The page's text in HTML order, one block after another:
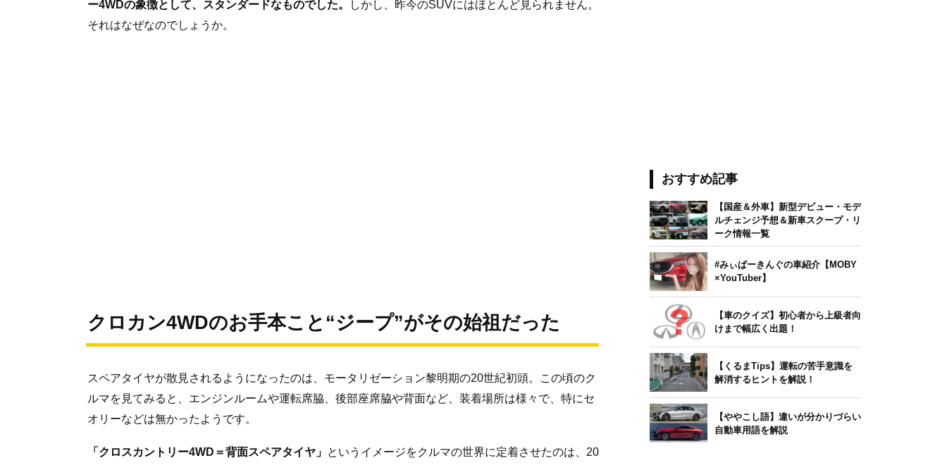
ー4WDの象徴として、スタンダードなものでした。
しかし、昨今のSUVにはほとんど見られません。
それはなぜなのでしょうか。
クロカン4WDのお手本こと“ジープ”がその始祖だった
スペアタイヤが散見されるようになったのは、モータリゼーション黎明期の20世紀初頭。この頃のク
ルマを見てみると、エンジンルームや運転席脇、後部座席脇や背面など、装着場所は様々で、特にセ
オリーなどは無かったようです。
「クロスカントリー4WD＝背面スペアタイヤ」 というイメージをクルマの世界に定着させたのは、20
おすすめ記事
【国産＆外車】新型デビュー・モデ
ルチェンジ予想＆新車スクープ・リ
ーク情報一覧
#みぃぱーきんぐの車紹介【MOBY
×YouTuber】
【車のクイズ】初心者から上級者向
けまで幅広く出題！
【くるまTips】運転の苦手意識を
解消するヒントを解説！
【ややこし語】違いが分かりづらい
自動車用語を解説